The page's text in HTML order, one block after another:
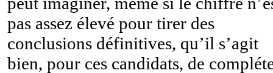
pas assez élevé pour tirer des
conclusions définitives, qu’il s’agit
bien, pour ces candidats, de